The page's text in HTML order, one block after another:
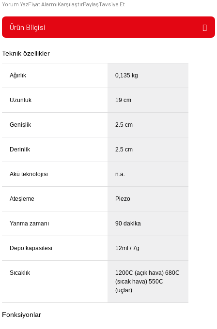
Yorum YazFiyat AlarmıKarşılaştırPaylaşTavsiye Et
Ürün Bilgisi
Teknik özellikler
Ağırlık 0,135 kg
Uzunluk 19 cm
Genişlik 2.5 cm
Derinlik 2.5 cm
Akü teknolojisi n.a.
Ateşleme Piezo
Yanma zamanı 90 dakika
Depo kapasitesi 12ml / 7g
Sıcaklık
1200C (açık hava) 680C
(sıcak hava) 550C
(uçlar)
Fonksiyonlar